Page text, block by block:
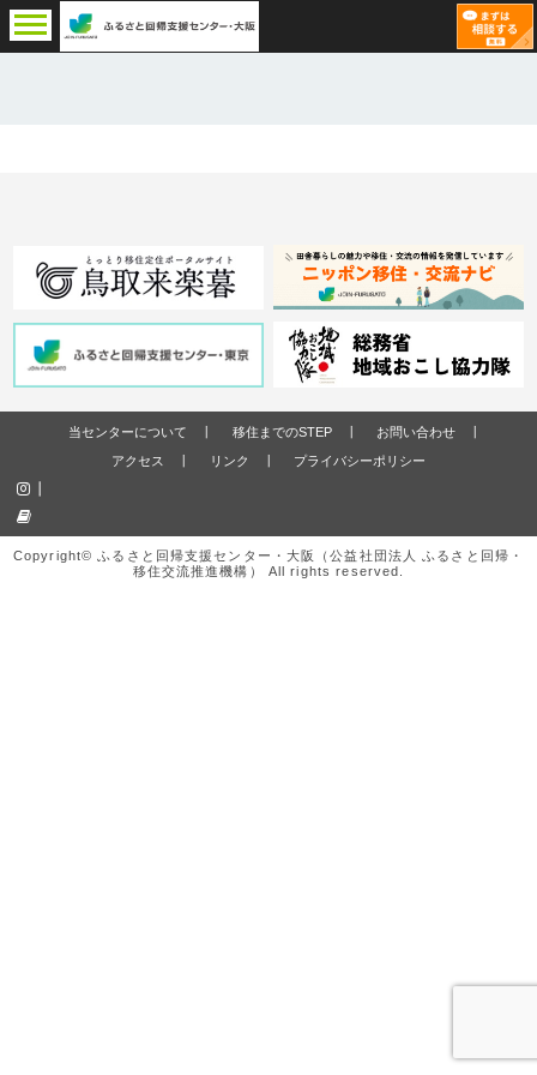
当センターについて 移住までのSTEP
お問い合わせ
アクセス
リンク プライバシーポリシー
Copyright© ふるさと回帰支援センター・大阪（公益社団法人 ふるさと回帰・
移住交流推進機構） All rights reserved.